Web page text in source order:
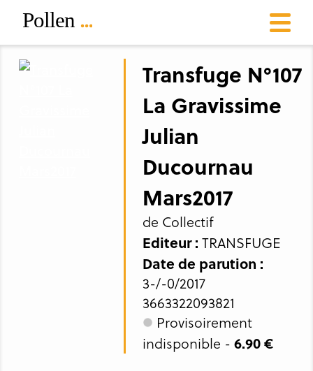
Transfuge N°107
La Gravissime
Julian
Ducournau
Mars2017
de Collectif
Editeur : TRANSFUGE
Date de parution :
3-/-0/2017
3663322093821
Provisoirement
indisponible -6.90 €